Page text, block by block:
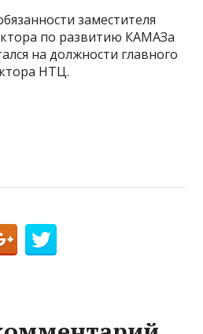
заместителя
по развитию КАМАЗа
на должности главного
НТЦ.